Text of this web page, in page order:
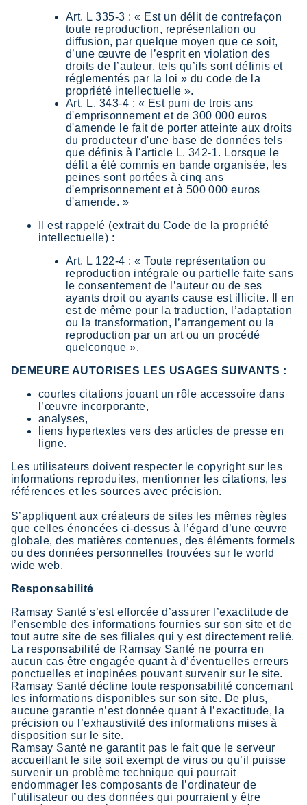
Art. L 335-3 : « Est un délit de contrefaçon
toute reproduction, représentation ou
diffusion, par quelque moyen que ce soit,
d’une œuvre de l’esprit en violation des
droits de l’auteur, tels qu’ils sont définis et
réglementés par la loi » du code de la
propriété intellectuelle ».
Art. L. 343-4 : « Est puni de trois ans
d'emprisonnement et de 300 000 euros
d'amende le fait de porter atteinte aux droits
du producteur d'une base de données tels
que définis à l'article L. 342-1. Lorsque le
délit a été commis en bande organisée, les
peines sont portées à cinq ans
d'emprisonnement et à 500 000 euros
d'amende. »
Il est rappelé (extrait du Code de la propriété
intellectuelle) :
Art. L 122-4 : « Toute représentation ou
reproduction intégrale ou partielle faite sans
le consentement de l’auteur ou de ses
ayants droit ou ayants cause est illicite. Il en
est de même pour la traduction, l’adaptation
ou la transformation, l’arrangement ou la
reproduction par un art ou un procédé
quelconque ».
DEMEURE AUTORISES LES USAGES SUIVANTS :
courtes citations jouant un rôle accessoire dans
l’œuvre incorporante,
analyses,
liens hypertextes vers des articles de presse en
ligne.
Les utilisateurs doivent respecter le copyright sur les
informations reproduites, mentionner les citations, les
références et les sources avec précision.
S’appliquent aux créateurs de sites les mêmes règles
que celles énoncées ci-dessus à l’égard d’une œuvre
globale, des matières contenues, des éléments formels
ou des données personnelles trouvées sur le world
wide web.
Responsabilité
Ramsay Santé s’est efforcée d’assurer l’exactitude de
l’ensemble des informations fournies sur son site et de
tout autre site de ses filiales qui y est directement relié.
La responsabilité de Ramsay Santé ne pourra en
aucun cas être engagée quant à d’éventuelles erreurs
ponctuelles et inopinées pouvant survenir sur le site.
Ramsay Santé décline toute responsabilité concernant
les informations disponibles sur son site. De plus,
aucune garantie n’est donnée quant à l’exactitude, la
précision ou l’exhaustivité des informations mises à
disposition sur le site.
Ramsay Santé ne garantit pas le fait que le serveur
accueillant le site soit exempt de virus ou qu’il puisse
survenir un problème technique qui pourrait
endommager les composants de l’ordinateur de
l’utilisateur ou des données qui pourraient y être